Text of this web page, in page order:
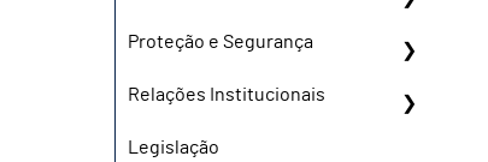
Proteção e Segurança
Relações Institucionais
Legislação